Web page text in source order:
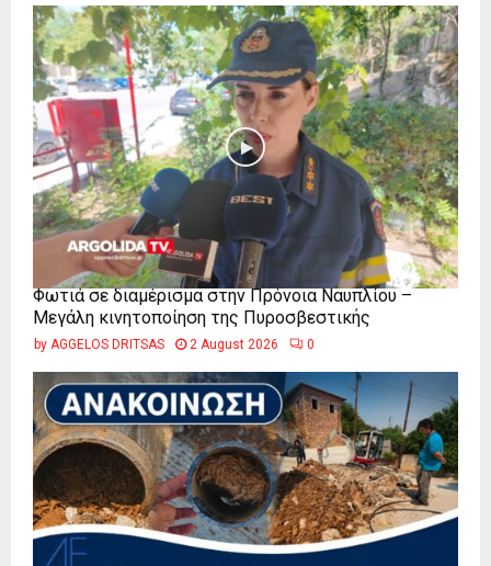
Φωτιά σε διαμέρισμα στην Πρόνοια Ναυπλίου –
Μεγάλη κινητοποίηση της Πυροσβεστικής
by AGGELOS DRITSAS 2 August 2026 0